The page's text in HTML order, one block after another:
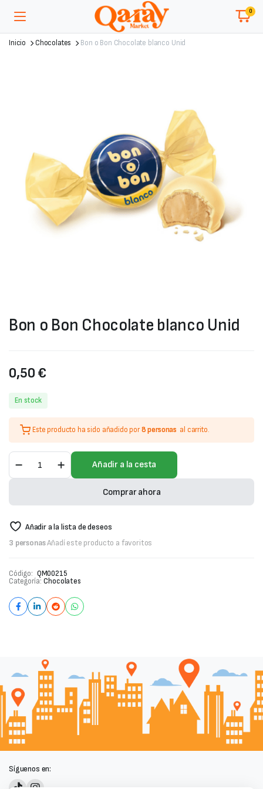
0
Inicio Chocolates Bon o Bon Chocolate blanco Unid
Bon o Bon Chocolate blanco Unid
0,50€
En stock
Este producto ha sido añadido por8 personas al carrito.
Bon
cantidad
Añadir a la cesta
Comprar ahora
Añadir a la lista de deseos
3 personasAñadí este producto a favoritos
Código: QM00215
Categoría: Chocolates
Síguenos en: